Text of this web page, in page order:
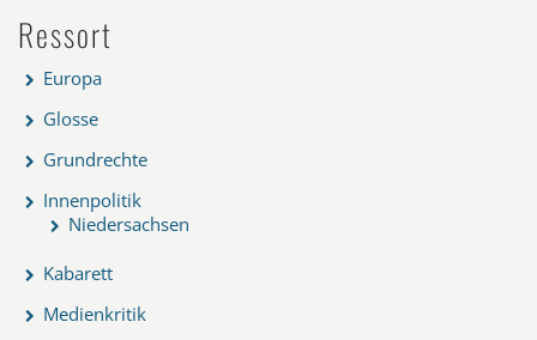
Ressort
Europa
Glosse
Grundrechte
Innenpolitik
Niedersachsen
Kabarett
Medienkritik